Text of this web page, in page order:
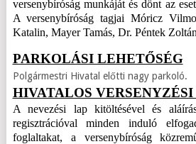
versenybíróság munkáját és dönt az
A versenybíróság tagjai Móricz
Katalin, Mayer Tamás, Dr. Péntek
PARKOLÁSI LEHETŐSÉG
Polgármestri Hivatal előtti nagy parkoló.
HIVATALOS
A nevezési lap kitöltésével és
regisztrációval minden induló
foglaltakat, a versenybíróság